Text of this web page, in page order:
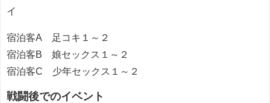
イ
宿泊客A 足コキ１～２
宿泊客B 娘セックス１～２
宿泊客C 少年セックス１～２
戦闘後でのイベント